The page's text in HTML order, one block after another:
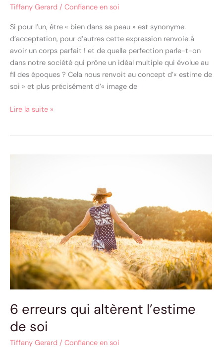
Tiffany Gerard / Confiance en soi
Si pour l’un, être « bien dans sa peau » est synonyme
d’acceptation, pour d’autres cette expression renvoie à
avoir un corps parfait ! et de quelle perfection parle-t-on
dans notre société qui prône un idéal multiple qui évolue au
fil des époques ? Cela nous renvoit au concept d’« estime de
soi » et plus précisément d’« image de
Lire la suite »
6 erreurs qui altèrent l’estime
de soi
Tiffany Gerard / Confiance en soi
altèrent
l’estime
soi